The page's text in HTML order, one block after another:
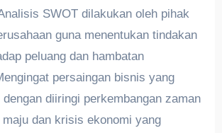
SWOT dilakukan oleh pihak
guna menentukan tindakan
peluang dan hambatan
persaingan bisnis yang
diiringi perkembangan zaman
dan krisis ekonomi yang